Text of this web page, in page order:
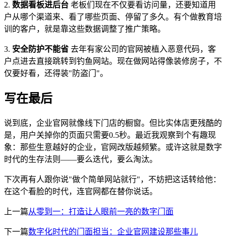
2. 数据看板进后台 老板们现在不仅要看访问量，还要知道用
户从哪个渠道来、看了哪些页面、停留了多久。有个做教育培
训的客户，就是靠这些数据调整了推广策略。
3. 安全防护不能省 去年有家公司的官网被植入恶意代码，客
户点进去直接跳转到钓鱼网站。现在做网站得像装修房子，不
仅要好看，还得装"防盗门"。
写在最后
说到底，企业官网就像线下门店的橱窗。但比实体店更残酷的
是，用户关掉你的页面只需要0.5秒。最近我观察到个有趣现
象：那些生意越好的企业，官网改版越频繁。或许这就是数字
时代的生存法则——要么迭代，要么淘汰。
下次再有人跟你说"做个简单网站就行"，不妨把这话转给他：
在这个看脸的时代，连官网都在替你说话。
上一篇从零到一：打造让人眼前一亮的数字门面
下一篇数字化时代的门面担当：企业官网建设那些事儿